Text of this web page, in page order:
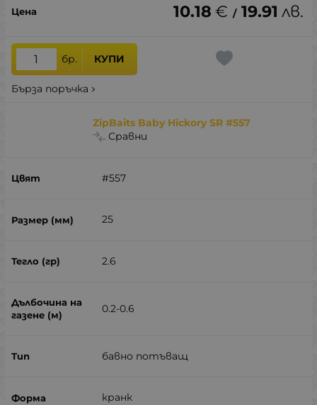
10.18 € / 19.91 лв.
бр. КУПИ
Бърза поръчка
ZipBaits Baby Hickory SR #557
Сравни
#557
25
2.6
0.2-0.6
бавно потъващ
кранк